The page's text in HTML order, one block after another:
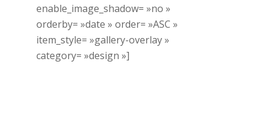
enable_image_shadow= »no »
orderby= »date » order= »ASC »
item_style= »gallery-overlay »
category= »design »]